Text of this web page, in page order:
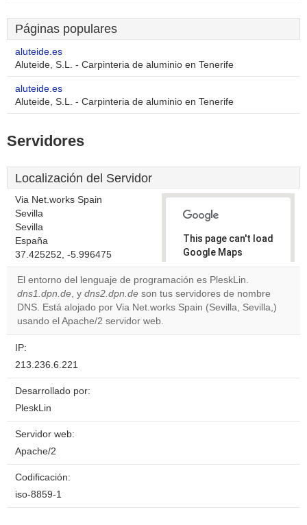
Páginas populares
aluteide.es
Aluteide, S.L. - Carpinteria de aluminio en Tenerife
aluteide.es
Aluteide, S.L. - Carpinteria de aluminio en Tenerife
Servidores
Localización del Servidor
Via Net.works Spain
Sevilla
Sevilla
España
37.425252, -5.996475
This page can't load
Google Maps
correctly.
Do you
own this
OK
El entorno del lenguaje de programación es PleskLin.
dns1.dpn.de, y dns2.dpn.de son tus servidores de nombre
DNS. Está alojado por Via Net.works Spain (Sevilla, Sevilla,)
usando el Apache/2 servidor web.
IP:
213.236.6.221
Desarrollado por:
PleskLin
Servidor web:
Apache/2
Codificación:
iso-8859-1